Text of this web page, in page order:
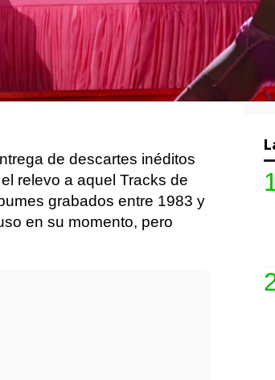
en el que se publicarán:
de Bruce
de descartes inéditos
relevo a aquel Tracks de
grabados entre 1983 y
en su momento, pero